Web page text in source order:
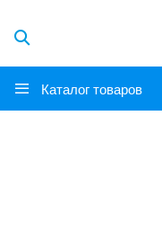
Каталог товаров